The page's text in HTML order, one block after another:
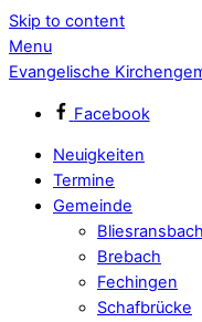
Skip to content
Menu
Evangelische
Facebook
Neuigkeiten
Termine
Gemeinde
Bliesransbach
Brebach
Fechingen
Schafbrücke